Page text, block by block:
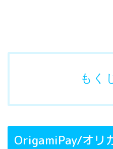
もく
OrigamiPay/オリ